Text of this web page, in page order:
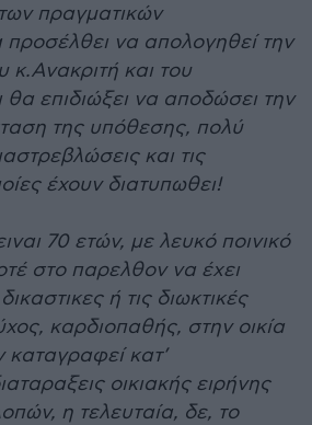
πραγματικών
προσέλθει να απολογηθεί την
κ.Ανακριτή και του
θα επιδιώξει να αποδώσει την
της υπόθεσης, πολύ
και τις
έχουν διατυπωθει!
70 ετών, με λευκό ποινικό
στο παρελθον να έχει
ή τις διωκτικές
καρδιοπαθής, στην οικία
καταγραφεί κατ’
οικιακής ειρήνης
η τελευταία, δε, το